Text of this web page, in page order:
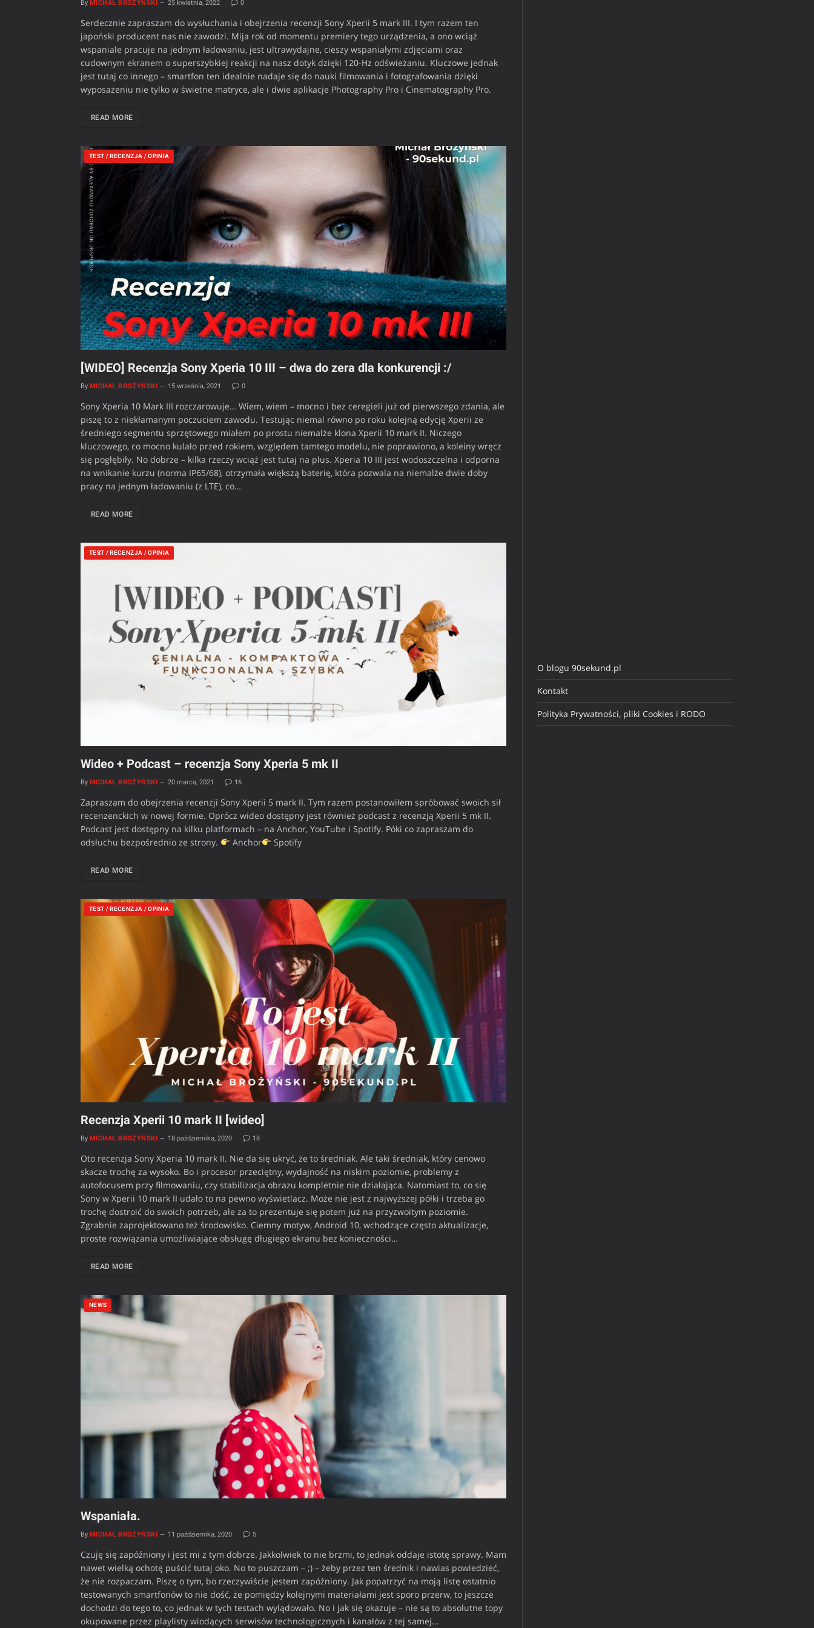
By MICHAŁ BROŻYŃSKI 25 kwietnia, 2022 0
Serdecznie zapraszam do wysłuchania i obejrzenia recenzji Sony Xperii 5 mark III. I tym razem ten
japoński producent nas nie zawodzi. Mija rok od momentu premiery tego urządzenia, a ono wciąż
wspaniale pracuje na jednym ładowaniu, jest ultrawydajne, cieszy wspaniałymi zdjęciami oraz
cudownym ekranem o superszybkiej reakcji na nasz dotyk dzięki 120-Hz odświeżaniu. Kluczowe jednak
jest tutaj co innego – smartfon ten idealnie nadaje się do nauki filmowania i fotografowania dzięki
wyposażeniu nie tylko w świetne matryce, ale i dwie aplikacje Photography Pro i Cinematography Pro.
READ MORE
TEST / RECENZJA / OPINIA
[WIDEO] Recenzja Sony Xperia 10 III – dwa do zera dla konkurencji :/
By MICHAŁ BROŻYŃSKI 15 września, 2021 0
Sony Xperia 10 Mark III rozczarowuje… Wiem, wiem – mocno i bez ceregieli już od pierwszego zdania, ale
piszę to z niekłamanym poczuciem zawodu. Testując niemal równo po roku kolejną edycję Xperii ze
średniego segmentu sprzętowego miałem po prostu niemalże klona Xperii 10 mark II. Niczego
kluczowego, co mocno kulało przed rokiem, względem tamtego modelu, nie poprawiono, a koleiny wręcz
się pogłębiły. No dobrze – kilka rzeczy wciąż jest tutaj na plus. Xperia 10 III jest wodoszczelna i odporna
na wnikanie kurzu (norma IP65/68), otrzymała większą baterię, która pozwala na niemalże dwie doby
pracy na jednym ładowaniu (z LTE), co…
READ MORE
TEST / RECENZJA / OPINIA
Wideo + Podcast – recenzja Sony Xperia 5 mk II
By MICHAŁ BROŻYŃSKI 20 marca, 2021 16
Zapraszam do obejrzenia recenzji Sony Xperii 5 mark II. Tym razem postanowiłem spróbować swoich sił
recenzenckich w nowej formie. Oprócz wideo dostępny jest również podcast z recenzją Xperii 5 mk II.
Podcast jest dostępny na kilku platformach – na Anchor, YouTube i Spotify. Póki co zapraszam do
odsłuchu bezpośrednio ze strony.
Anchor Spotify
READ MORE
TEST / RECENZJA / OPINIA
Recenzja Xperii 10 mark II [wideo]
By MICHAŁ BROŻYŃSKI 18 października, 2020 18
Oto recenzja Sony Xperia 10 mark II. Nie da się ukryć, że to średniak. Ale taki średniak, który cenowo
skacze trochę za wysoko. Bo i procesor przeciętny, wydajność na niskim poziomie, problemy z
autofocusem przy filmowaniu, czy stabilizacja obrazu kompletnie nie działająca. Natomiast to, co się
Sony w Xperii 10 mark II udało to na pewno wyświetlacz. Może nie jest z najwyższej półki i trzeba go
trochę dostroić do swoich potrzeb, ale za to prezentuje się potem już na przyzwoitym poziomie.
Zgrabnie zaprojektowano też środowisko. Ciemny motyw, Android 10, wchodzące często aktualizacje,
proste rozwiązania umożliwiające obsługę długiego ekranu bez konieczności…
READ MORE
NEWS
Wspaniała.
By MICHAŁ BROŻYŃSKI 11 października, 2020 5
Czuję się zapóźniony i jest mi z tym dobrze. Jakkolwiek to nie brzmi, to jednak oddaje istotę sprawy. Mam
nawet wielką ochotę puścić tutaj oko. No to puszczam – ;) – żeby przez ten średnik i nawias powiedzieć,
że nie rozpaczam. Piszę o tym, bo rzeczywiście jestem zapóźniony. Jak popatrzyć na moją listę ostatnio
testowanych smartfonów to nie dość, że pomiędzy kolejnymi materiałami jest sporo przerw, to jeszcze
dochodzi do tego to, co jednak w tych testach wylądowało. No i jak się okazuje – nie są to absolutne topy
okupowane przez playlisty wiodących serwisów technologicznych i kanałów z tej samej…
O blogu 90sekund.pl
Kontakt
Polityka Prywatności, pliki Cookies i RODO